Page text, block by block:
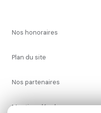
nos honoraires
plan du site
nos partenaires
mentions légales